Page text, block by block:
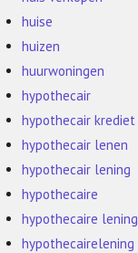
huise
huizen
huurwoningen
hypothecair
hypothecair krediet
hypothecair lenen
hypothecair lening
hypothecaire
hypothecaire lening
hypothecairelening